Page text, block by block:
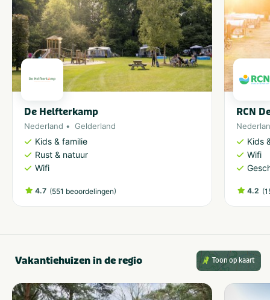
De Helfterkamp
Nederland Gelderland
Kids & familie
Rust & natuur
Wifi
4.7 (551 beoordelingen)
RCN
Kids
Wifi
4.2 (
Vakantiehuizen in de regio Toon op kaart